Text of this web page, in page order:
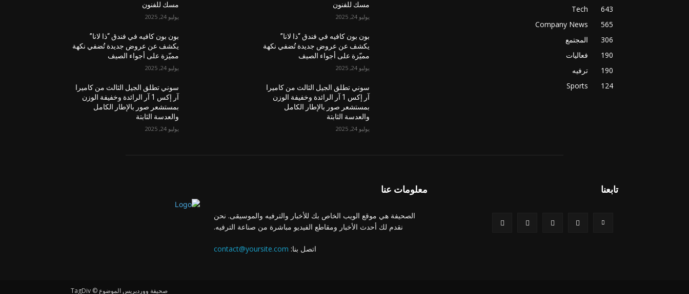
مسك للفنون
يوليو 24, 2025
بون بون كافيه في فندق “ذا لانا”
يكشف عن عروض جديدة تُضفي نكهة
مميّزة على أجواء الصيف
يوليو 24, 2025
سوني تطلق الجيل الثالث من كاميرا
آر إكس 1 آر الرائدة وخفيفة الوزن
بمستشعر صور بالإطار الكامل
والعدسة الثابتة
يوليو 24, 2025
مسك للفنون
يوليو 24, 2025
بون بون كافيه في فندق “ذا لانا”
يكشف عن عروض جديدة تُضفي نكهة
مميّزة على أجواء الصيف
يوليو 24, 2025
سوني تطلق الجيل الثالث من كاميرا
آر إكس 1 آر الرائدة وخفيفة الوزن
بمستشعر صور بالإطار الكامل
والعدسة الثابتة
يوليو 24, 2025
Tech
643
Company News
565
المجتمع
306
فعاليات
190
ترفيه
190
Sports
124
معلومات عنا
الصحيفة هي موقع الويب الخاص بك للأخبار والترفيه والموسيقى. نحن
نقدم لك أحدث الأخبار ومقاطع الفيديو مباشرة من صناعة الترفيه.
اتصل بنا: contact@yoursite.com
تابعنا
صحيفة ووردبريس الموضوع © TagDiv